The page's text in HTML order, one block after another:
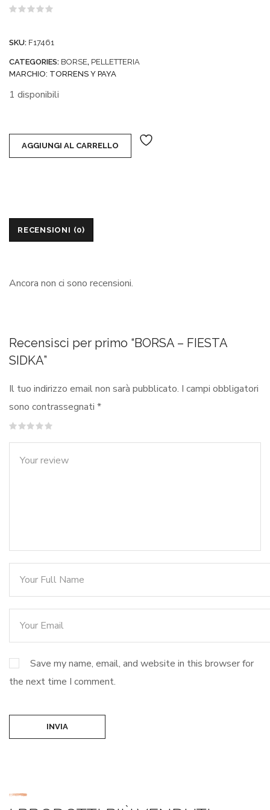
61,48 €.37,10 €.
5
SKU: F17461
CATEGORIES: BORSE, PELLETTERIA
MARCHIO: TORRENS Y PAYA
1 disponibili
AGGIUNGI AL CARRELLO
RECENSIONI (0)
Ancora non ci sono recensioni.
Recensisci per primo “BORSA – FIESTA
SIDKA”
Il tuo indirizzo email non sarà pubblicato. I campi obbligatori
sono contrassegnati *
Save my name, email, and website in this browser for
the next time I comment.
INVIA